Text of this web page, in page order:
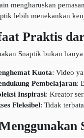
mengharuskan
lebih menekankan
Praktis
Snaptik bukan
Kuota: Video
Pembelajaran:
Inspirasi: Kreator
Fleksibel: Tidak